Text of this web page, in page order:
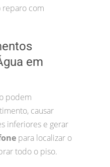
reparo com
em
podem
causar
inferiores e gerar
para localizar o
todo o piso.